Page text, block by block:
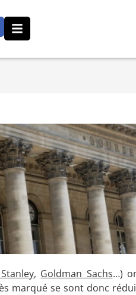
, Goldman Sachs…)
marqué se sont donc